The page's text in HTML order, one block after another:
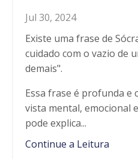
Jul 30, 2024
Existe uma frase de
cuidado com o vazio de
demais".
Essa frase é profunda e
vista mental, emocional
pode explica...
Continue a Leitura